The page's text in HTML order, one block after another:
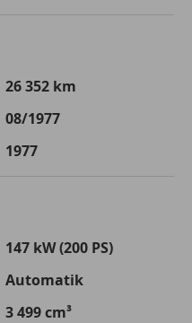
%
639,84
14,90%.
26 352 km
08/1977
1977
147 kW (200 PS)
Automatik
3 499 cm³